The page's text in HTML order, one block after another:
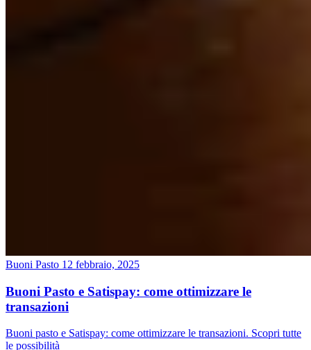
Buoni Pasto 12 febbraio, 2025
Buoni Pasto e Satispay: come ottimizzare le
transazioni
Buoni pasto e Satispay: come ottimizzare le transazioni. Scopri tutte
le possibilità